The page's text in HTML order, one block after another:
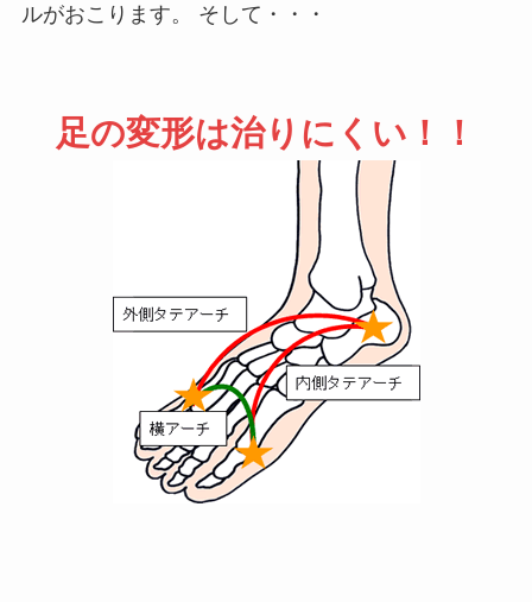
ルがおこります。 そして・・・
足の変形は治りにくい！！